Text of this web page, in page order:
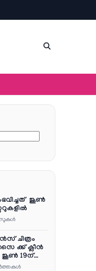
ജൂൺ
ചിത്രം
ക്ക് ക്ലീൻ
ജൂൺ 19ന്